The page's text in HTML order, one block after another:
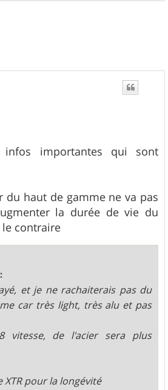
a
importantes qui sont
du haut de gamme ne va pas
la durée de vie du
contraire
et je ne rachaiterais pas du
car très light, très alu et pas
vitesse, de l'acier sera plus
XTR pour la longévité